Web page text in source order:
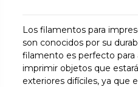
Los filamentos para
son conocidos por su
filamento es perfecto para
imprimir objetos que
exteriores difíciles, ya que